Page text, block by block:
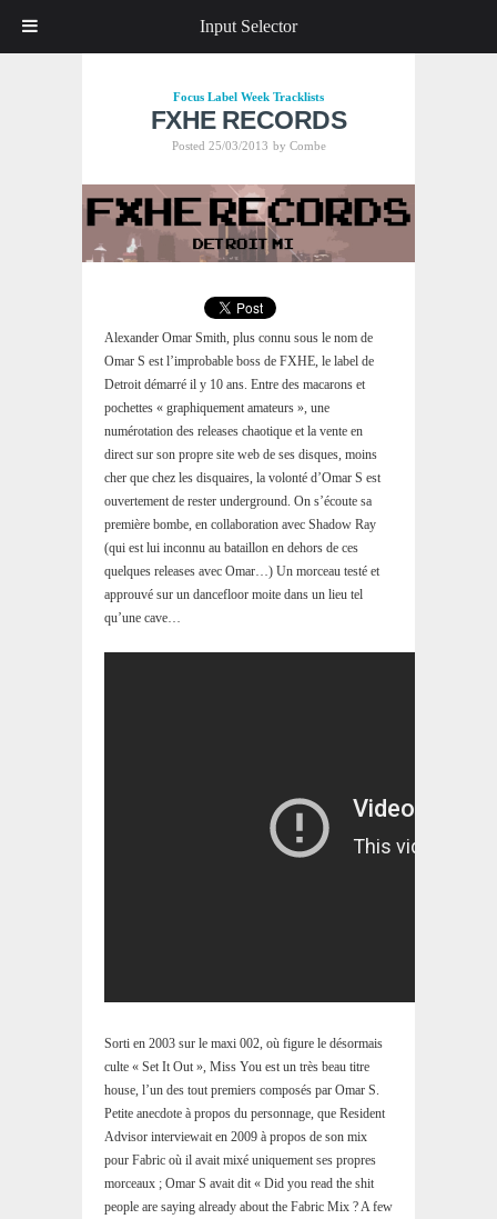
Focus Label Week Tracklists
FXHE RECORDS
Posted 25/03/2013 by Combe
Alexander Omar Smith, plus connu sous le nom de
Omar S est l’improbable boss de FXHE, le label de
Detroit démarré il y 10 ans. Entre des macarons et
pochettes « graphiquement amateurs », une
numérotation des releases chaotique et la vente en
direct sur son propre site web de ses disques, moins
cher que chez les disquaires, la volonté d’Omar S est
ouvertement de rester underground. On s’écoute sa
première bombe, en collaboration avec Shadow Ray
(qui est lui inconnu au bataillon en dehors de ces
quelques releases avec Omar…) Un morceau testé et
approuvé sur un dancefloor moite dans un lieu tel
qu’une cave…
Sorti en 2003 sur le maxi 002, où figure le désormais
culte « Set It Out », Miss You est un très beau titre
house, l’un des tout premiers composés par Omar S.
Petite anecdote à propos du personnage, que Resident
Advisor interviewait en 2009 à propos de son mix
pour Fabric où il avait mixé uniquement ses propres
morceaux ; Omar S avait dit « Did you read the shit
people are saying already about the Fabric Mix ? A few
Input Selector